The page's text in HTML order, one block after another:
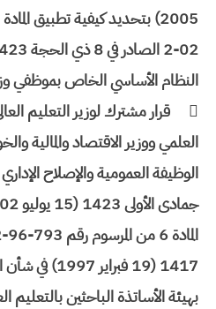
النظام الأساسي الخاص بموظفي

قرار مشترك لوزير التعليم
العلمي ووزير الاقتصاد والمالية
1417 (19
بهيئة الأساتذة الباحثين بالتعليم